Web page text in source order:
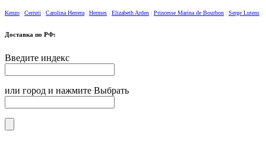
Kenzo Cerruti Carolina Herrera Hermes Elizabeth Arden Princesse Marina de Bourbon Serge Lutens
Доставка по РФ:
Введите индекс
или город и нажмите Выбрать